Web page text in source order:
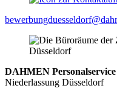
DAHMEN
Niederlassung Düsseldorf